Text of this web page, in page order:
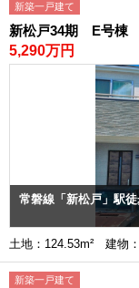
新築一戸建て
新松戸34期 E号棟
5,290万円
常磐線「新松戸」駅
土地：124.53m² 建物
新築一戸建て